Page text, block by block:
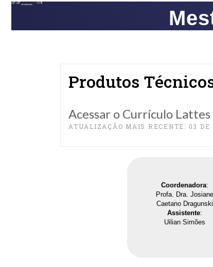
Produtos
Acessar o Currículo
ATUALIZAÇÃO MAIS RECENTE: 03 DE
Coordenadora:
Profa. Dra. Josiane
Caetano Dragunski
Assistente:
Uilian Simões